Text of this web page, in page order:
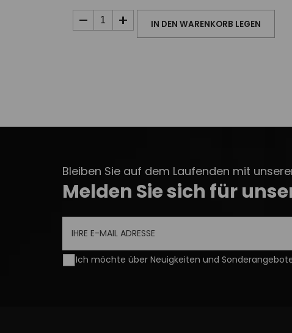
IN DEN WARENKORB LEGEN
Bleiben Sie auf dem Laufenden mit
Melden Sie sich für
Ich möchte über Neuigkeiten und